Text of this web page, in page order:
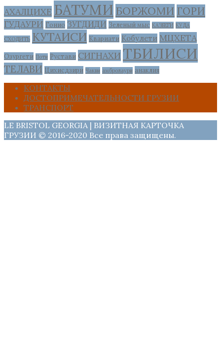
АХАЛЦИХЕ БАТУМИ БОРЖОМИ ГОРИ
ГУДАУРИ Гонио ЗУГДИДИ Зеленый мыс КАЗБЕГИ КУДА
СХОДИТЬ КУТАИСИ Квариати Кобулети МЦХЕТА
Озургети Поти Рустави СИГНАХИ ТБИЛИСИ
ТЕЛАВИ Цихисдзири Чакви амбролаури анаклия
КОНТАКТЫ
ДОСТОПРИМЕЧАТЕЛЬНОСТИ ГРУЗИИ
ТРАНСПОРТ
LE BRISTOL GEORGIA | ВИЗИТНАЯ КАРТОЧКА
ГРУЗИИ © 2016-2020 Все права защищены.